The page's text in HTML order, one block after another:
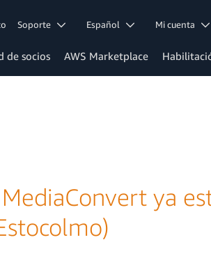
Soporte Español Mi cuenta
de socios AWS Marketplace
ya